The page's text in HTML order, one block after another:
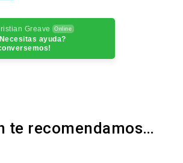
Greave Online
ayuda?
te recomendamos…